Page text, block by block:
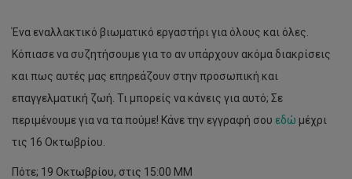
Ένα εναλλακτικό βιωματικό εργαστήρι για όλους και όλες.
Κόπιασε να συζητήσουμε για το αν υπάρχουν ακόμα διακρίσεις
και πως αυτές μας επηρεάζουν στην προσωπική και
επαγγελματική ζωή. Τι μπορείς να κάνεις για αυτό; Σε
περιμένουμε για να τα πούμε! Κάνε την εγγραφή σου εδώ μέχρι
τις 16 Οκτωβρίου.
Πότε; 19 Οκτωβρίου, στις 15:00 ΜΜ